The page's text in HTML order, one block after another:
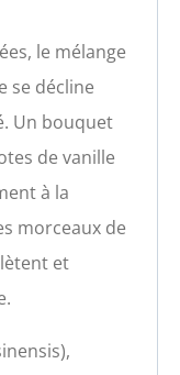
le mélange
se décline
Un bouquet
de vanille
à la
morceaux de
et